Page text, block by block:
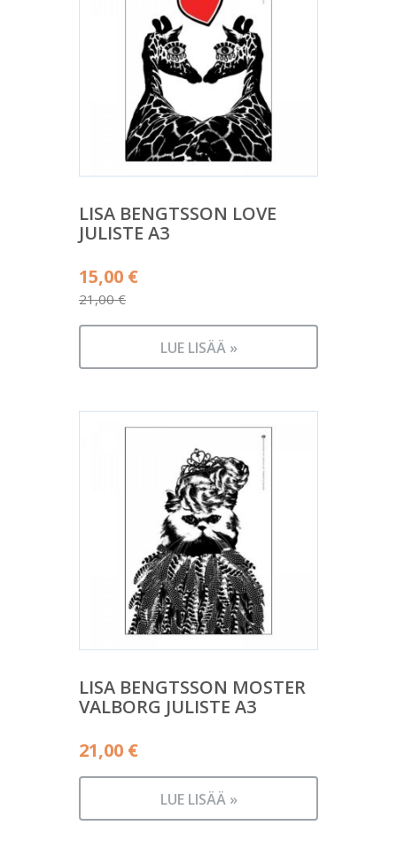
LISA BENGTSSON LOVE
JULISTE A3
21,00€
Alkuperäinen
hinta
oli:
15,00 €
Nykyinen
on:
LUE LISÄÄ »
LISA BENGTSSON MOSTER
VALBORG JULISTE A3
21,00 €
LUE LISÄÄ »